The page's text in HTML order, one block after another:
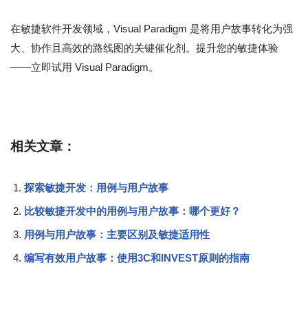
在敏捷软件开发领域，Visual Paradigm 是将用户故事转化为强
大、协作且高效的路线图的关键催化剂。提升您的敏捷体验
——立即试用 Visual Paradigm。
相关文章：
探索敏捷开发：用例与用户故事
比较敏捷开发中的用例与用户故事：哪个更好？
用例与用户故事：主要区别及敏捷适用性
编写有效用户故事：使用3C和INVEST原则的指南